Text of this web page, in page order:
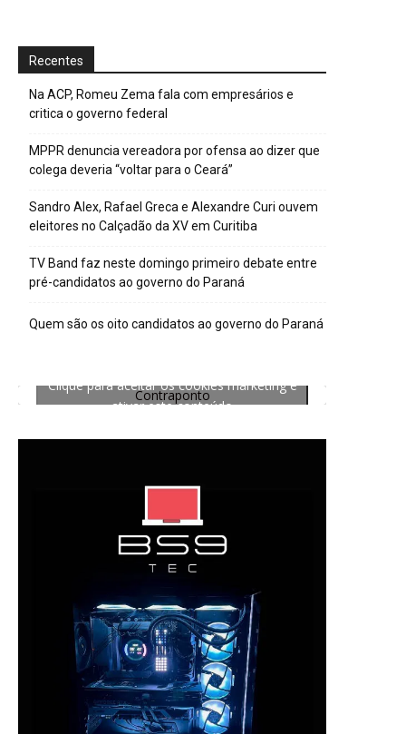
Recentes
Na ACP, Romeu Zema fala com empresários e
critica o governo federal
MPPR denuncia vereadora por ofensa ao dizer que
colega deveria “voltar para o Ceará”
Sandro Alex, Rafael Greca e Alexandre Curi ouvem
eleitores no Calçadão da XV em Curitiba
TV Band faz neste domingo primeiro debate entre
pré-candidatos ao governo do Paraná
Quem são os oito candidatos ao governo do Paraná
Contraponto
Clique para aceitar os cookies marketing e
ativar este conteúdo